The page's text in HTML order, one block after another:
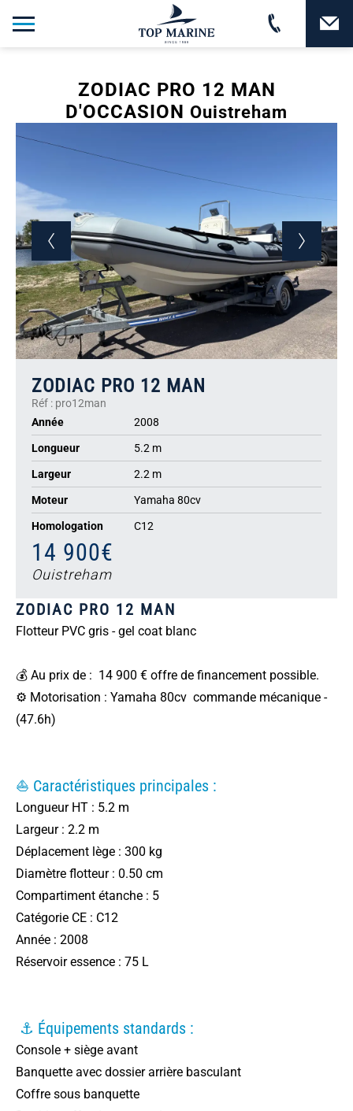
ZODIAC PRO 12 MAN
D'OCCASION Ouistreham
ZODIAC PRO 12 MAN
Réf : pro12man
Année
2008
Longueur 5.2 m
Largeur 2.2 m
Moteur Yamaha 80cv
Homologation C12
14 900€
Ouistreham
ZODIAC PRO 12 MAN
Flotteur PVC gris - gel coat blanc
💰 Au prix de : 14 900 € offre de financement possible.
⚙️ Motorisation : Yamaha 80cv commande mécanique -
(47.6h)
⛵ Caractéristiques principales :
Longueur HT : 5.2 m
Largeur : 2.2 m
Déplacement lège : 300 kg
Diamètre flotteur : 0.50 cm
Compartiment étanche : 5
Catégorie CE : C12
Année : 2008
Réservoir essence : 75 L
⚓ Équipements standards :
Console + siège avant
Banquette avec dossier arrière basculant
Coffre sous banquette